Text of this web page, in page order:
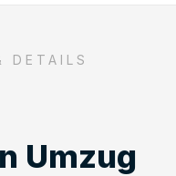
DETAILS
Umzug